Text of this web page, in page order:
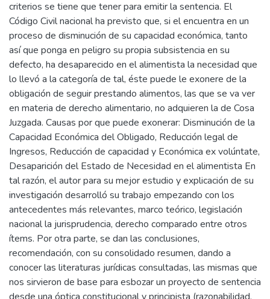
criterios se tiene que tener para emitir la sentencia. El
Código Civil nacional ha previsto que, si el encuentra en un
proceso de disminución de su capacidad económica, tanto
así que ponga en peligro su propia subsistencia en su
defecto, ha desaparecido en el alimentista la necesidad que
lo llevó a la categoría de tal, éste puede le exonere de la
obligación de seguir prestando alimentos, las que se va ver
en materia de derecho alimentario, no adquieren la de Cosa
Juzgada. Causas por que puede exonerar: Disminución de la
Capacidad Económica del Obligado, Reducción legal de
Ingresos, Reducción de capacidad y Económica ex volúntate,
Desaparición del Estado de Necesidad en el alimentista En
tal razón, el autor para su mejor estudio y explicación de su
investigación desarrolló su trabajo empezando con los
antecedentes más relevantes, marco teórico, legislación
nacional la jurisprudencia, derecho comparado entre otros
ítems. Por otra parte, se dan las conclusiones,
recomendación, con su consolidado resumen, dando a
conocer las literaturas jurídicas consultadas, las mismas que
nos sirvieron de base para esbozar un proyecto de sentencia
desde una óptica constitucional y principista (razonabilidad,